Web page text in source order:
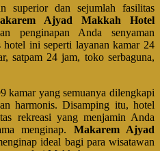
superior dan sejumlah fasilitas
Ajyad Makkah Hotel
penginapan Anda senyaman
ini seperti layanan kamar 24
satpam 24 jam, toko serbaguna,
kamar yang semuanya dilengkapi
harmonis. Disamping itu, hotel
rekreasi yang menjamin Anda
menginap. Makarem Ajyad
ideal bagi para wisatawan